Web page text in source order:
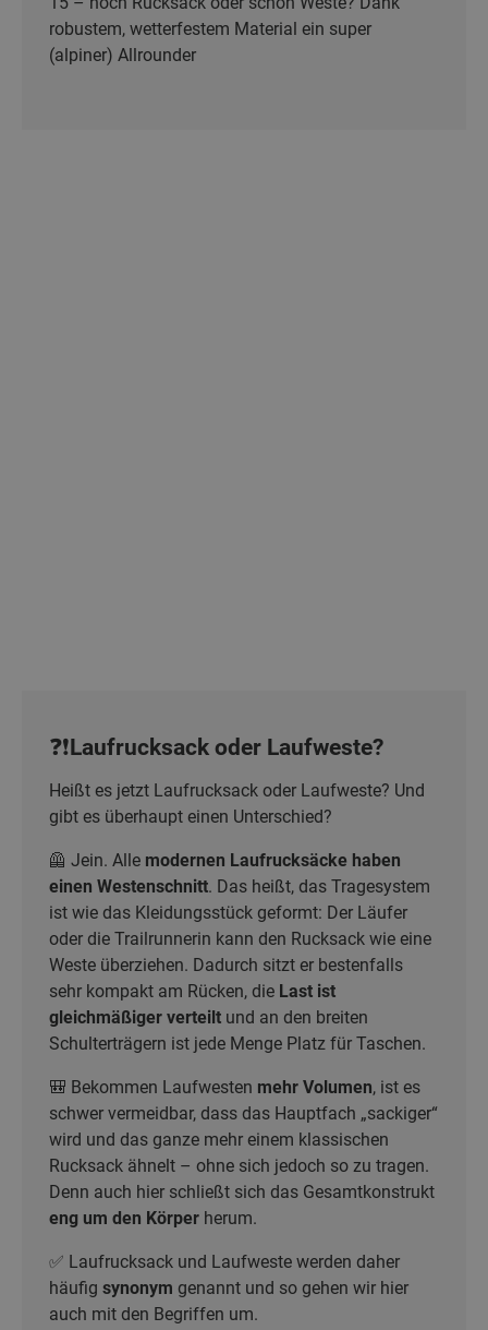
robustem, wetterfestem Material ein super
(alpiner) Allrounder
❓❗Laufrucksack oder Laufweste?
Heißt es jetzt Laufrucksack oder Laufweste? Und
gibt es überhaupt einen Unterschied?
🦺 Jein. Alle modernen Laufrucksäcke haben
einen Westenschnitt. Das heißt, das Tragesystem
ist wie das Kleidungsstück geformt: Der Läufer
oder die Trailrunnerin kann den Rucksack wie eine
Weste überziehen. Dadurch sitzt er bestenfalls
sehr kompakt am Rücken, die Last ist
gleichmäßiger verteilt und an den breiten
Schulterträgern ist jede Menge Platz für Taschen.
🎒 Bekommen Laufwesten mehr Volumen, ist es
schwer vermeidbar, dass das Hauptfach „sackiger“
wird und das ganze mehr einem klassischen
Rucksack ähnelt – ohne sich jedoch so zu tragen.
Denn auch hier schließt sich das Gesamtkonstrukt
eng um den Körper herum.
✅ Laufrucksack und Laufweste werden daher
häufig synonym genannt und so gehen wir hier
auch mit den Begriffen um.